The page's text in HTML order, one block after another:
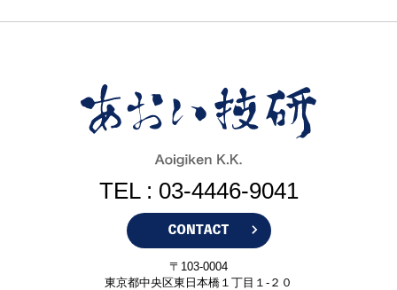
TEL : 03-4446-9041
〒103-0004
東京都中央区東日本橋１丁目１-２０